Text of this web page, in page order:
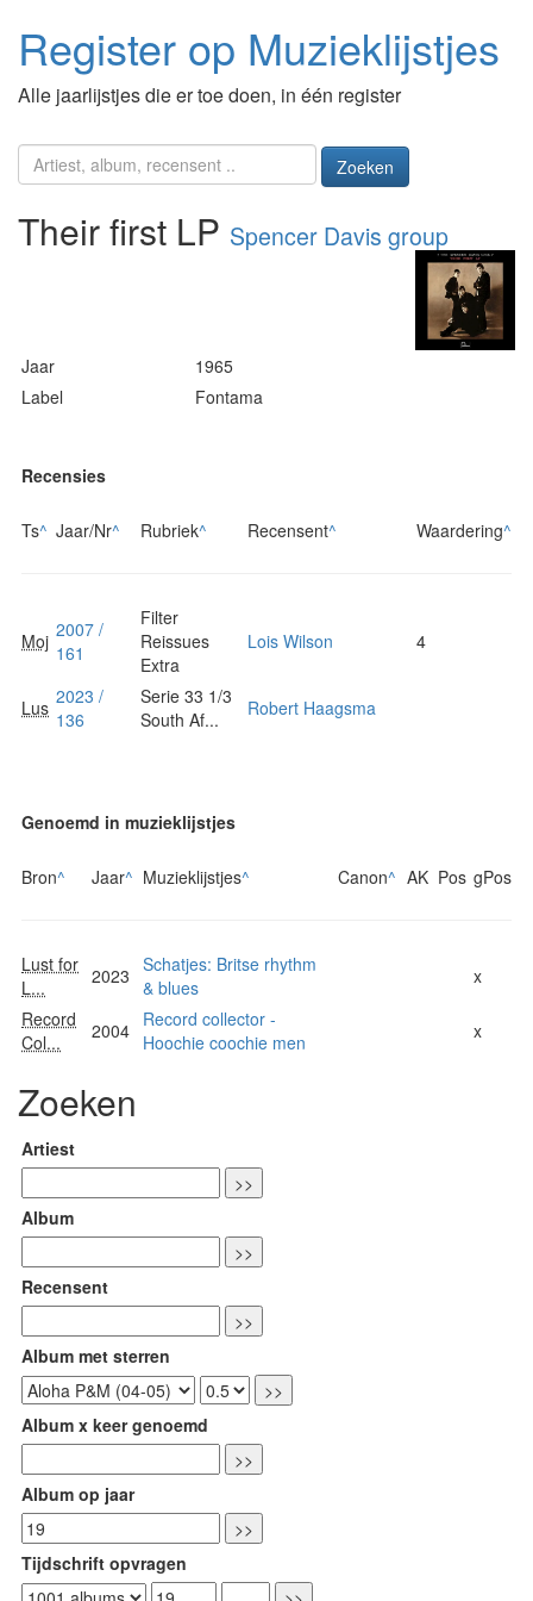
Register op Muzieklijstjes
Alle jaarlijstjes die er toe doen, in één register
Zoeken
Their first LP Spencer Davis group
Jaar
1965
Label
Fontama
Recensies
Ts^ Jaar/Nr^ Rubriek^ Recensent^ Waardering^
Moj 2007 /
161
Filter
Reissues
Extra
Lois Wilson 4
Lus 2023 /
136
Serie 33 1/3
South Af...
Robert Haagsma
Genoemd in muzieklijstjes
Bron^ Jaar^ Muzieklijstjes^ Canon^ AK Pos gPos
Lust for
L...
2023 Schatjes: Britse rhythm
& blues
x
Record
Col...
2004 Record collector -
Hoochie coochie men
x
Zoeken
Artiest
Album
Recensent
Album met sterren
Album x keer genoemd
Album op jaar
Tijdschrift opvragen